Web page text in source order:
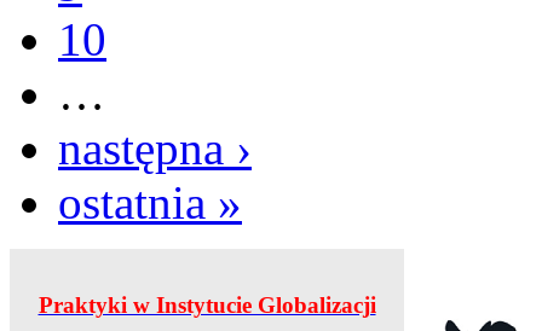
10
…
następna ›
ostatnia »
Praktyki w Instytucie Globalizacji